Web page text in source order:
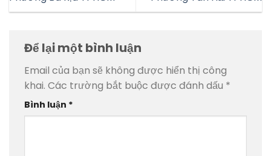
Để lại một bình luận
Email của bạn sẽ không được hiển thị công
khai. Các trường bắt buộc được đánh dấu *
Bình luận *